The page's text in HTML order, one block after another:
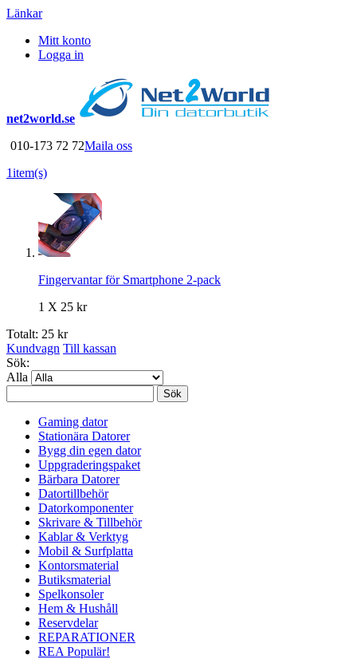
Länkar
Mitt konto
Logga in
net2world.se
010-173 72 72Maila oss
1item(s)
Fingervantar för Smartphone 2-pack
1 X 25 kr
Totalt: 25 kr
Kundvagn Till kassan
Sök:
Alla
Sök
Gaming dator
Stationära Datorer
Bygg din egen dator
Uppgraderingspaket
Bärbara Datorer
Datortillbehör
Datorkomponenter
Skrivare & Tillbehör
Kablar & Verktyg
Mobil & Surfplatta
Kontorsmaterial
Butiksmaterial
Spelkonsoler
Hem & Hushåll
Reservdelar
REPARATIONER
REA Populär!